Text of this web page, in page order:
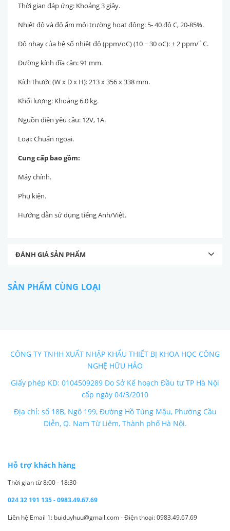
Thời gian đáp ứng: Khoảng 3 giây.
Nhiệt độ và độ ẩm môi trường hoạt động: 5- 40 độ C, 20-85%.
Độ nhạy của hệ số nhiệt độ (ppm/oC) (10 ~ 30 oC): ± 2 ppm/˚C.
Đường kính đĩa cân: 91 mm.
Kích thước (W x D x H): 213 x 356 x 338 mm.
Khối lượng: Khoảng 6.0 kg.
Nguồn điện yêu cầu: 12V, 1A.
Loại: Chuẩn ngoại.
Cung cấp bao gồm:
Máy chính.
Phụ kiện.
Hướng dẫn sử dụng tiếng Anh/Việt.
ĐÁNH GIÁ SẢN PHẨM
SẢN PHẨM CÙNG LOẠI
CÔNG TY TNHH XUẤT NHẬP KHẨU THIẾT BỊ KHOA HỌC CÔNG
NGHỆ HỮU HẢO
Giấy phép KD: 0104509289 Do Sở Kế hoạch Đầu tư TP Hà Nội
cấp ngày 04/3/2010
Địa chỉ: số 18B, Ngõ 199, Đường Hồ Tùng Mậu, Phường Cầu
Diễn, Q. Nam Từ Liêm, Thành phố Hà Nội.
Hỗ trợ khách hàng
Thời gian từ 8:00 - 18:30
024 32 191 135 - 0983.49.67.69
Liên hệ Email 1: buiduyhuu@gmail.com - Điện thoại: 0983.49.67.69